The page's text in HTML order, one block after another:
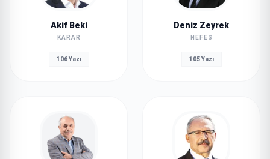
Akif Beki
KARAR
106 Yazı
Deniz Zeyrek
NEFES
105 Yazı